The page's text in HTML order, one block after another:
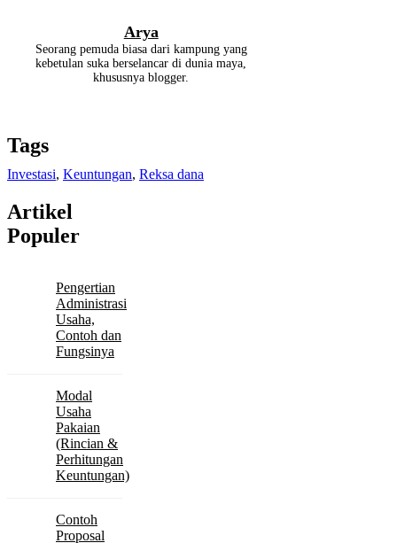
Arya
Seorang pemuda biasa dari kampung yang
kebetulan suka berselancar di dunia maya,
khususnya blogger.
Tags
Investasi, Keuntungan, Reksa dana
Artikel
Populer
Pengertian
Administrasi
Usaha,
Contoh dan
Fungsinya
Modal
Usaha
Pakaian
(Rincian &
Perhitungan
Keuntungan)
Contoh
Proposal